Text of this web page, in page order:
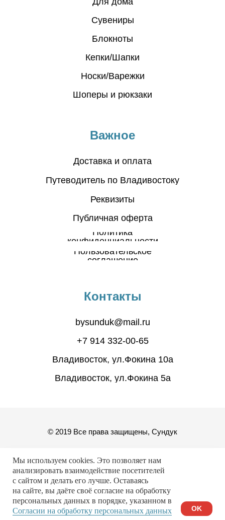
Важное
Путеводитель по Владивостоку
Доставка и оплата
Реквизиты
Публичная оферта
Пользовательское
соглашение
Политика
конфиденциальности
Контакты
bysunduk@mail.ru
+7 914 332-00-65
Владивосток, ул.Фокина 10а
Сувениры
Блокноты
Кепки/Шапки
Носки/Варежки
Шоперы и рюкзаки
Владивосток, ул.Фокина 5а
Мы используем cookies. Это позволяет нам
анализировать взаимодействие посетителей
с сайтом и делать его лучше. Оставаясь
на сайте, вы даёте своё согласие на обработку
персональных данных в порядке, указанном в
Согласии на обработку персональных данных
OK
© 2019 Все права защищены, Сундук
Разработка сайта